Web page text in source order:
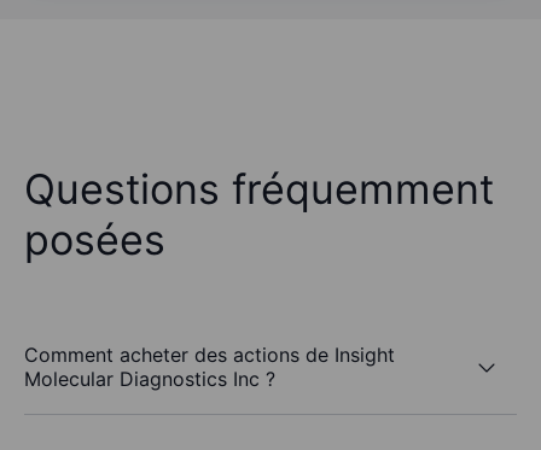
Questions fréquemment
posées
Comment acheter des actions de Insight
Molecular Diagnostics Inc ?